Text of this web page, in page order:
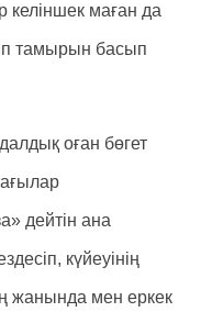
келіншек маған да
тамырын басып
оған бөгет
дейтін ана
күйеуінің
жанында мен еркек